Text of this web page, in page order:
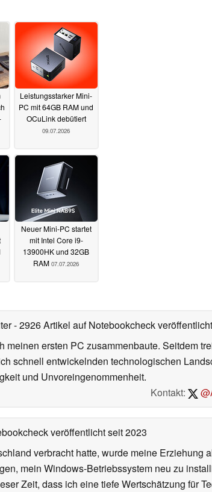
Leistungsstarker Mini-
PC mit 64GB RAM und
OCuLink debütiert
09.07.2026
Neuer Mini-PC startet
mit Intel Core i9-
13900HK und 32GB
RAM 07.07.2026
- 2926 Artikel auf Notebookcheck veröffentlicht
ersten PC zusammenbaute. Seitdem
schnell entwickelnden technologischen
und Unvoreingenommenheit.
Kontakt:
veröffentlichtseit 2023
verbracht hatte, wurde meine Erziehung
mein Windows-Betriebssystem neu zu
Zeit, dass ich eine tiefe Wertschätzung für